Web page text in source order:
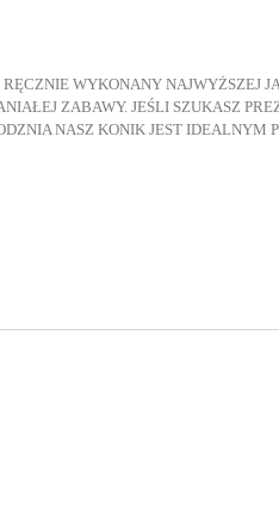
WYKONANY NAJWYŻSZEJ
ZABAWY. JEŚLI SZUKASZ
NASZ KONIK JEST IDEALNYM